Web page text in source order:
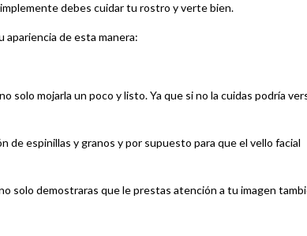
debes cuidar tu rostro y verte bien.
de esta manera:
solo mojarla un poco y listo. Ya que si no la cuidas podría
de espinillas y granos y por supuesto para que el vello facial
solo demostraras que le prestas atención a tu imagen